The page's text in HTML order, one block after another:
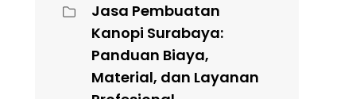
Jasa Pembuatan
Kanopi Surabaya:
Panduan Biaya,
Material, dan Layanan